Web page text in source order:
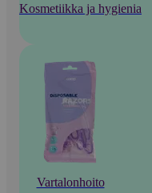
Kosmetiikka ja hygienia
Vartalonhoito